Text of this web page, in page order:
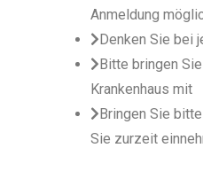
Anmeldung
Denken Sie bei
Bitte bringen
Krankenhaus mit
Bringen Sie
Sie zurzeit